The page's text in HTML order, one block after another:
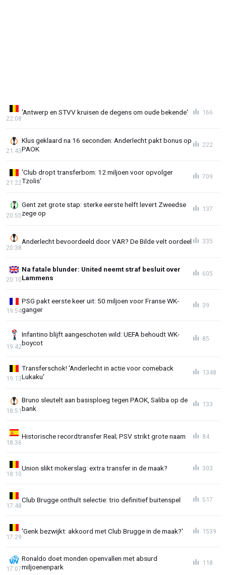
'Antwerp en STVV kruisen de degens om oude bekende'
22:08
166
Klus geklaard na 16 seconden: Anderlecht pakt bonus op
PAOK
21:43
222
'Club dropt transferbom: 12 miljoen voor opvolger
Tzolis'
21:22
709
Gent zet grote stap: sterke eerste helft levert Zweedse
zege op
20:55
137
Anderlecht bevoordeeld door VAR? De Bilde velt oordeel
20:38
335
Na fatale blunder: United neemt straf besluit over
Lammens
20:10
605
PSG pakt eerste keer uit: 50 miljoen voor Franse WK-
ganger
19:54
39
Infantino blijft aangeschoten wild: UEFA behoudt WK-
boycot
19:42
85
Transferschok! 'Anderlecht in actie voor comeback
Lukaku'
19:13
1348
Bruno sleutelt aan basisploeg tegen PAOK, Saliba op de
bank
18:51
133
Historische recordtransfer Real; PSV strikt grote naam
18:36
84
Union slikt mokerslag: extra transfer in de maak?
18:10
303
Club Brugge onthult selectie: trio definitief buitenspel
17:48
517
'Genk bezwijkt: akkoord met Club Brugge in de maak?'
17:29
1539
Ronaldo doet monden openvallen met absurd
miljoenenpark
17:07
118